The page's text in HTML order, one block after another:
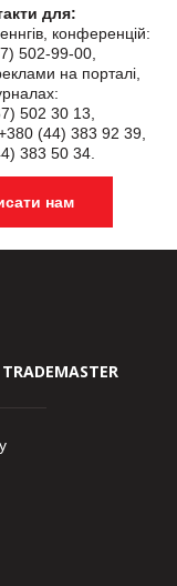
для:
конференцій:
502-99-00,
на порталі,
502 30 13,
(44) 383 92 39,
383 50 34.
нам